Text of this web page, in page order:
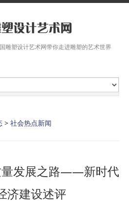
雕塑设计艺术网带你走进雕塑的艺术世界
> 社会热点新闻
量发展之路——新时代
济建设述评